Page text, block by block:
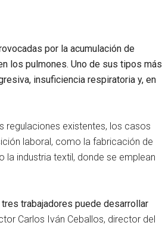
por la acumulación de
los pulmones. Uno de sus tipos más
insuficiencia respiratoria y, en
regulaciones existentes, los casos
laboral, como la fabricación de
industria textil, donde se emplean
trabajadores puede desarrollar
Carlos Iván Ceballos, director del